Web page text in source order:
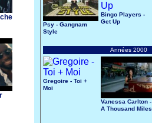
Psy - Gangnam
Style
Bingo Players -
Get Up
Années 2000
Gregoire - Toi +
Moi
Vanessa Carlton -
A Thousand Miles